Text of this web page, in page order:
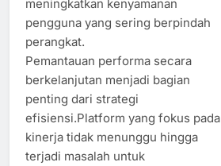
meningkatkan kenyamanan
pengguna yang sering berpindah
perangkat.
Pemantauan performa secara
berkelanjutan menjadi bagian
penting dari strategi
efisiensi.Platform yang fokus pada
kinerja tidak menunggu hingga
terjadi masalah untuk